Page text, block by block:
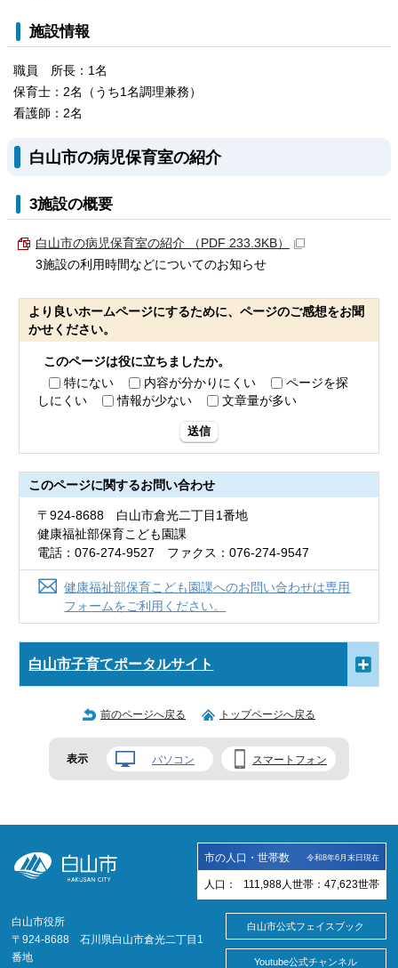
施設情報
職員 所長：1名
保育士：2名（うち1名調理兼務）
看護師：2名
白山市の病児保育室の紹介
3施設の概要
白山市の病児保育室の紹介 （PDF 233.3KB）
3施設の利用時間などについてのお知らせ
より良いホームページにするために、ページのご感想をお聞
かせください。
このページは役に立ちましたか。
特にない
内容が分かりにくい
ページを探
しにくい
情報が少ない 文章量が多い
送信
このページに関するお問い合わせ
〒924-8688 白山市倉光二丁目1番地
健康福祉部保育こども園課
電話：076-274-9527 ファクス：076-274-9547
健康福祉部保育こども園課へのお問い合わせは専用
フォームをご利用ください。
白山市子育てポータルサイト
前のページへ戻る トップページへ戻る
表示 パソコン スマートフォン
市の人口・世帯数 令和8年6月末日現在
人口： 111,988 人 世帯： 47,623世帯
白山市役所
〒924-8688 石川県白山市倉光二丁目1
番地
白山市公式フェイスブック
Youtube公式チャンネル